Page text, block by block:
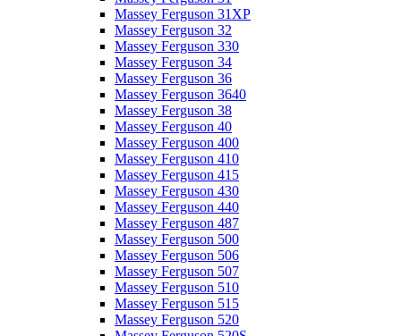
Massey Ferguson 31XP
Massey Ferguson 32
Massey Ferguson 330
Massey Ferguson 34
Massey Ferguson 36
Massey Ferguson 3640
Massey Ferguson 38
Massey Ferguson 40
Massey Ferguson 400
Massey Ferguson 410
Massey Ferguson 415
Massey Ferguson 430
Massey Ferguson 440
Massey Ferguson 487
Massey Ferguson 500
Massey Ferguson 506
Massey Ferguson 507
Massey Ferguson 510
Massey Ferguson 515
Massey Ferguson 520